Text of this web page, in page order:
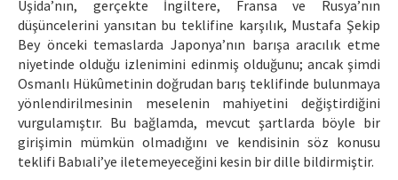
Uşida’nın, gerçekte İngiltere, Fransa ve Rusya’nın
düşüncelerini yansıtan bu teklifine karşılık, Mustafa Şekip
Bey önceki temaslarda Japonya’nın barışa aracılık etme
niyetinde olduğu izlenimini edinmiş olduğunu; ancak şimdi
Osmanlı Hükûmetinin doğrudan barış teklifinde bulunmaya
yönlendirilmesinin meselenin mahiyetini değiştirdiğini
vurgulamıştır. Bu bağlamda, mevcut şartlarda böyle bir
girişimin mümkün olmadığını ve kendisinin söz konusu
teklifi Babıali’ye iletemeyeceğini kesin bir dille bildirmiştir.